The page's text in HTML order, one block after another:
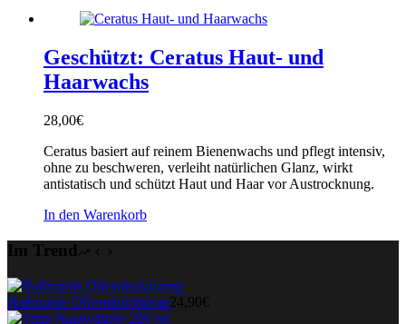
Geschützt: Ceratus Haut- und
Haarwachs
28,00€
Ceratus basiert auf reinem Bienenwachs und pflegt intensiv,
ohne zu beschweren, verleiht natürlichen Glanz, wirkt
antistatisch und schützt Haut und Haar vor Austrocknung.
In den Warenkorb
Im Trend
Halbrunde Olivenholzbürste 24,90€